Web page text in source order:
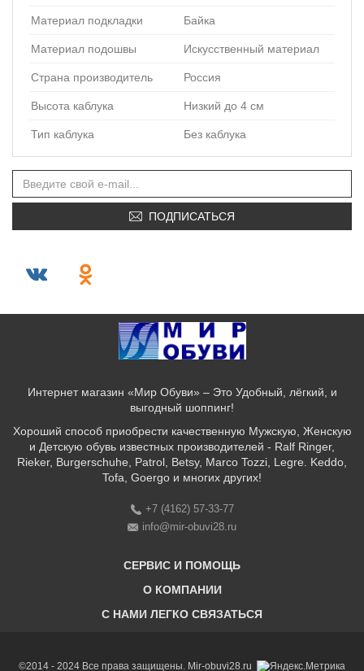
Материал подкладки Байка
Материал подошвы Искусственный материал
Страна производитель Россия
Высота каблука Низкий до 4 см
Тип каблука Без каблука
ПОДПИСАТЬСЯ
Интернет магазин «Мир Обуви» – Это Удобный, лёгкий, и
выгодный шоппинг!
Хороший способ приобрести качественную Мужскую, Женскую
и Детскую обувь известных производителей - Ralf Ringer,
Rieker, Burgerschuhe, Patrol, Betsy, Marco Tozzi, Legre. Keddo,
Tofa, Goergo и многих других!
+7 (4162) 57-33-77
info@mir-obuvi28.ru
СЕРВИС И ПОМОЩЬ
Бонусная программа
О КОМПАНИИ
C НАМИ ЛЕГКО СВЯЗАТЬСЯ
©2014 - 2024 Все права защищены. Mir-obuvi28.ru